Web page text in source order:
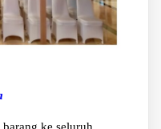
ke seluruh